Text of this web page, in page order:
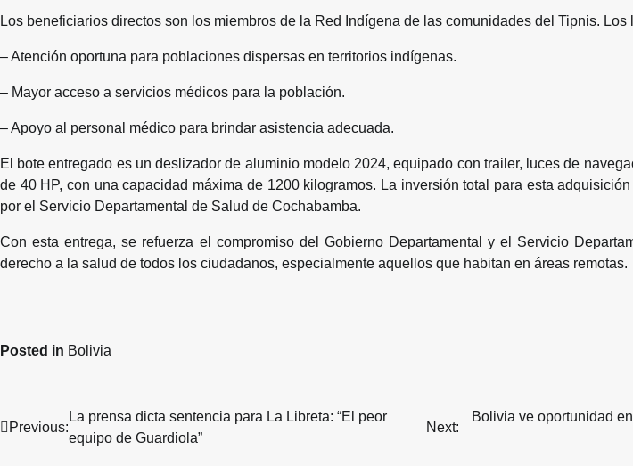
Los beneficiarios directos son los miembros de la Red Indígena de las comunidades del Tipnis.
– Atención oportuna para poblaciones dispersas en territorios indígenas.
– Mayor acceso a servicios médicos para la población.
– Apoyo al personal médico para brindar asistencia adecuada.
El bote entregado es un deslizador de aluminio modelo 2024, equipado con trailer, luces de
de 40 HP, con una capacidad máxima de 1200 kilogramos. La inversión total para esta
por el Servicio Departamental de Salud de Cochabamba.
Con esta entrega, se refuerza el compromiso del Gobierno Departamental y el Servicio
derecho a la salud de todos los ciudadanos, especialmente aquellos que habitan en áreas remotas.
Posted in Bolivia
Post
navigation
Previous:
La prensa dicta sentencia para La Libreta: “El peor
equipo de Guardiola”
Next:
Bolivia ve oportunidad